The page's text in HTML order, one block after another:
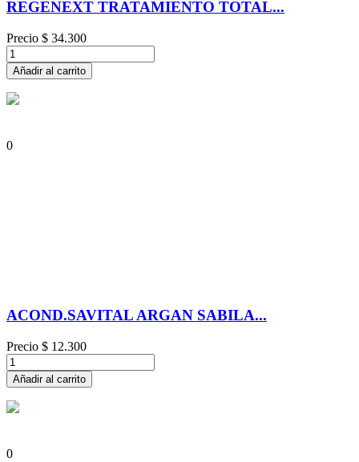
REGENEXT TRATAMIENTO TOTAL...
Precio $ 34.300
Añadir al carrito
0
ACOND.SAVITAL ARGAN SABILA...
Precio $ 12.300
Añadir al carrito
0